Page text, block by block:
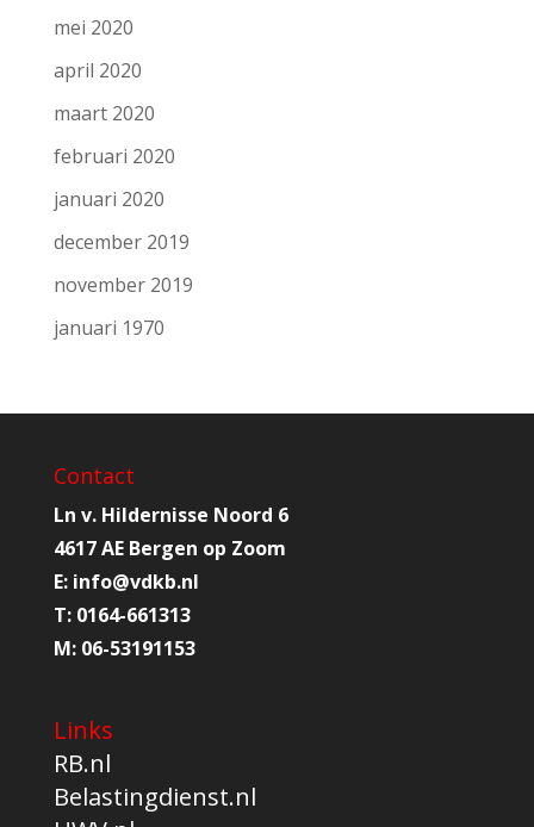
mei 2020
april 2020
maart 2020
februari 2020
januari 2020
december 2019
november 2019
januari 1970
Contact
Ln v. Hildernisse Noord 6
4617 AE Bergen op Zoom
E: info@vdkb.nl
T: 0164-661313
M: 06-53191153
Links
RB.nl
Belastingdienst.nl